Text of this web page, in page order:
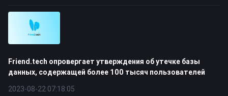
Friend.tech опровергает утверждения об утечке базы
данных, содержащей более 100 тысяч пользователей
2023-08-22 07:18:05